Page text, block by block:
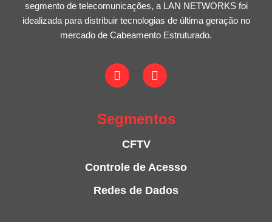
segmento de telecomunicações, a LAN NETWORKS foi
idealizada para distribuir tecnologias de última geração no
mercado de Cabeamento Estruturado.
Segmentos
CFTV
Controle de Acesso
Redes de Dados